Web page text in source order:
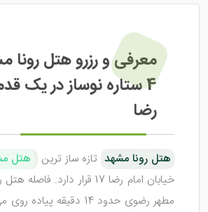
معرفی و رزرو هتل
4 ستاره نوساز در یک
رضا
هتل رونا مشهد تازه ساز ترین هتل
خیابان امام رضا 17 قرار دارد.
مطهر رضوی حدود 14 دقیقه